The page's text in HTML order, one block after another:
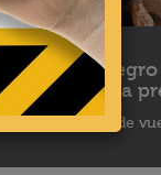
02 - 10 - 2025
Teléfono
pases para la
El Raptor está de